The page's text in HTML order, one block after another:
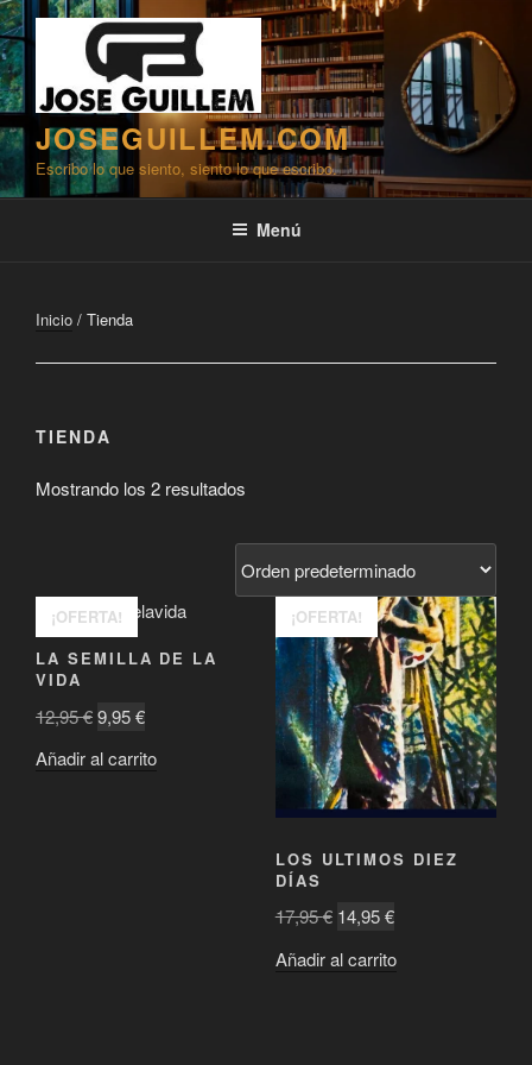
Saltar
al
contenido
JOSEGUILLEM.COM
Escribo lo que siento, siento lo que escribo.
Menú
Inicio / Tienda
TIENDA
Mostrando los 2 resultados
¡OFERTA!
LA SEMILLA DE LA
VIDA
12,95€El
original
9,95€El
actual
Añadir al carrito
¡OFERTA!
LOS ULTIMOS DIEZ
DÍAS
17,95€ El
original
14,95€El
actual
Añadir al carrito